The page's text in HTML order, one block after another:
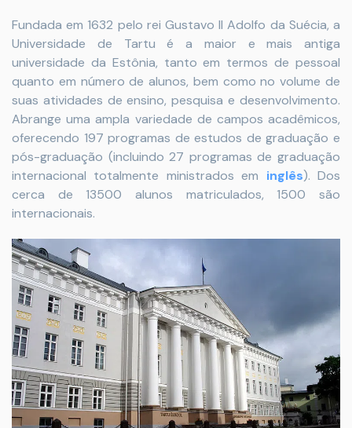
Fundada em 1632 pelo rei Gustavo II Adolfo da Suécia, a
Universidade de Tartu é a maior e mais antiga
universidade da Estônia, tanto em termos de pessoal
quanto em número de alunos, bem como no volume de
suas atividades de ensino, pesquisa e desenvolvimento.
Abrange uma ampla variedade de campos acadêmicos,
oferecendo 197 programas de estudos de graduação e
pós-graduação (incluindo 27 programas de graduação
internacional totalmente ministrados em inglês). Dos
cerca de 13500 alunos matriculados, 1500 são
internacionais.